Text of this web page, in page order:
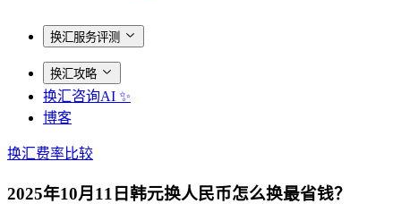
换汇服务评测
换汇攻略
换汇咨询AI ✨
博客
换汇费率比较
2025年10月11日韩元换人民币怎么换最省钱？